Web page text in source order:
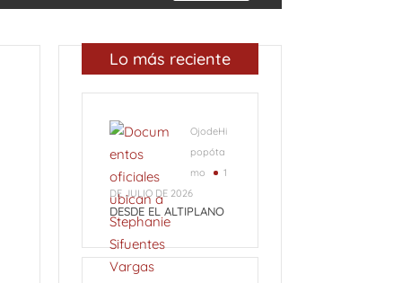
Lo más reciente
OjodeHi
popóta
mo
1
DE JULIO DE 2026
DESDE EL ALTIPLANO